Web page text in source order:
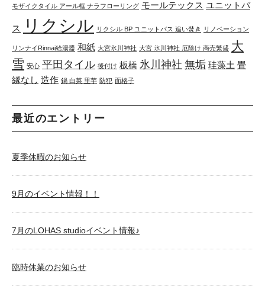
モザイクタイル アール框 ナラフローリング モールテックス ユニットバ
ス リクシル リクシル BP ユニットバス 追い焚き リノベーション
リンナイRinnai給湯器 和紙 大宮氷川神社 大宮 氷川神社 厄除け 商売繁盛 大
雪 安心 平田タイル 後付け 板橋 氷川神社 無垢 珪藻土 畳
縁なし 造作 鍋 白菜 里芋 防犯 面格子
最近のエントリー
夏季休暇のお知らせ
9月のイベント情報！！
7月のLOHAS studioイベント情報♪
臨時休業のお知らせ